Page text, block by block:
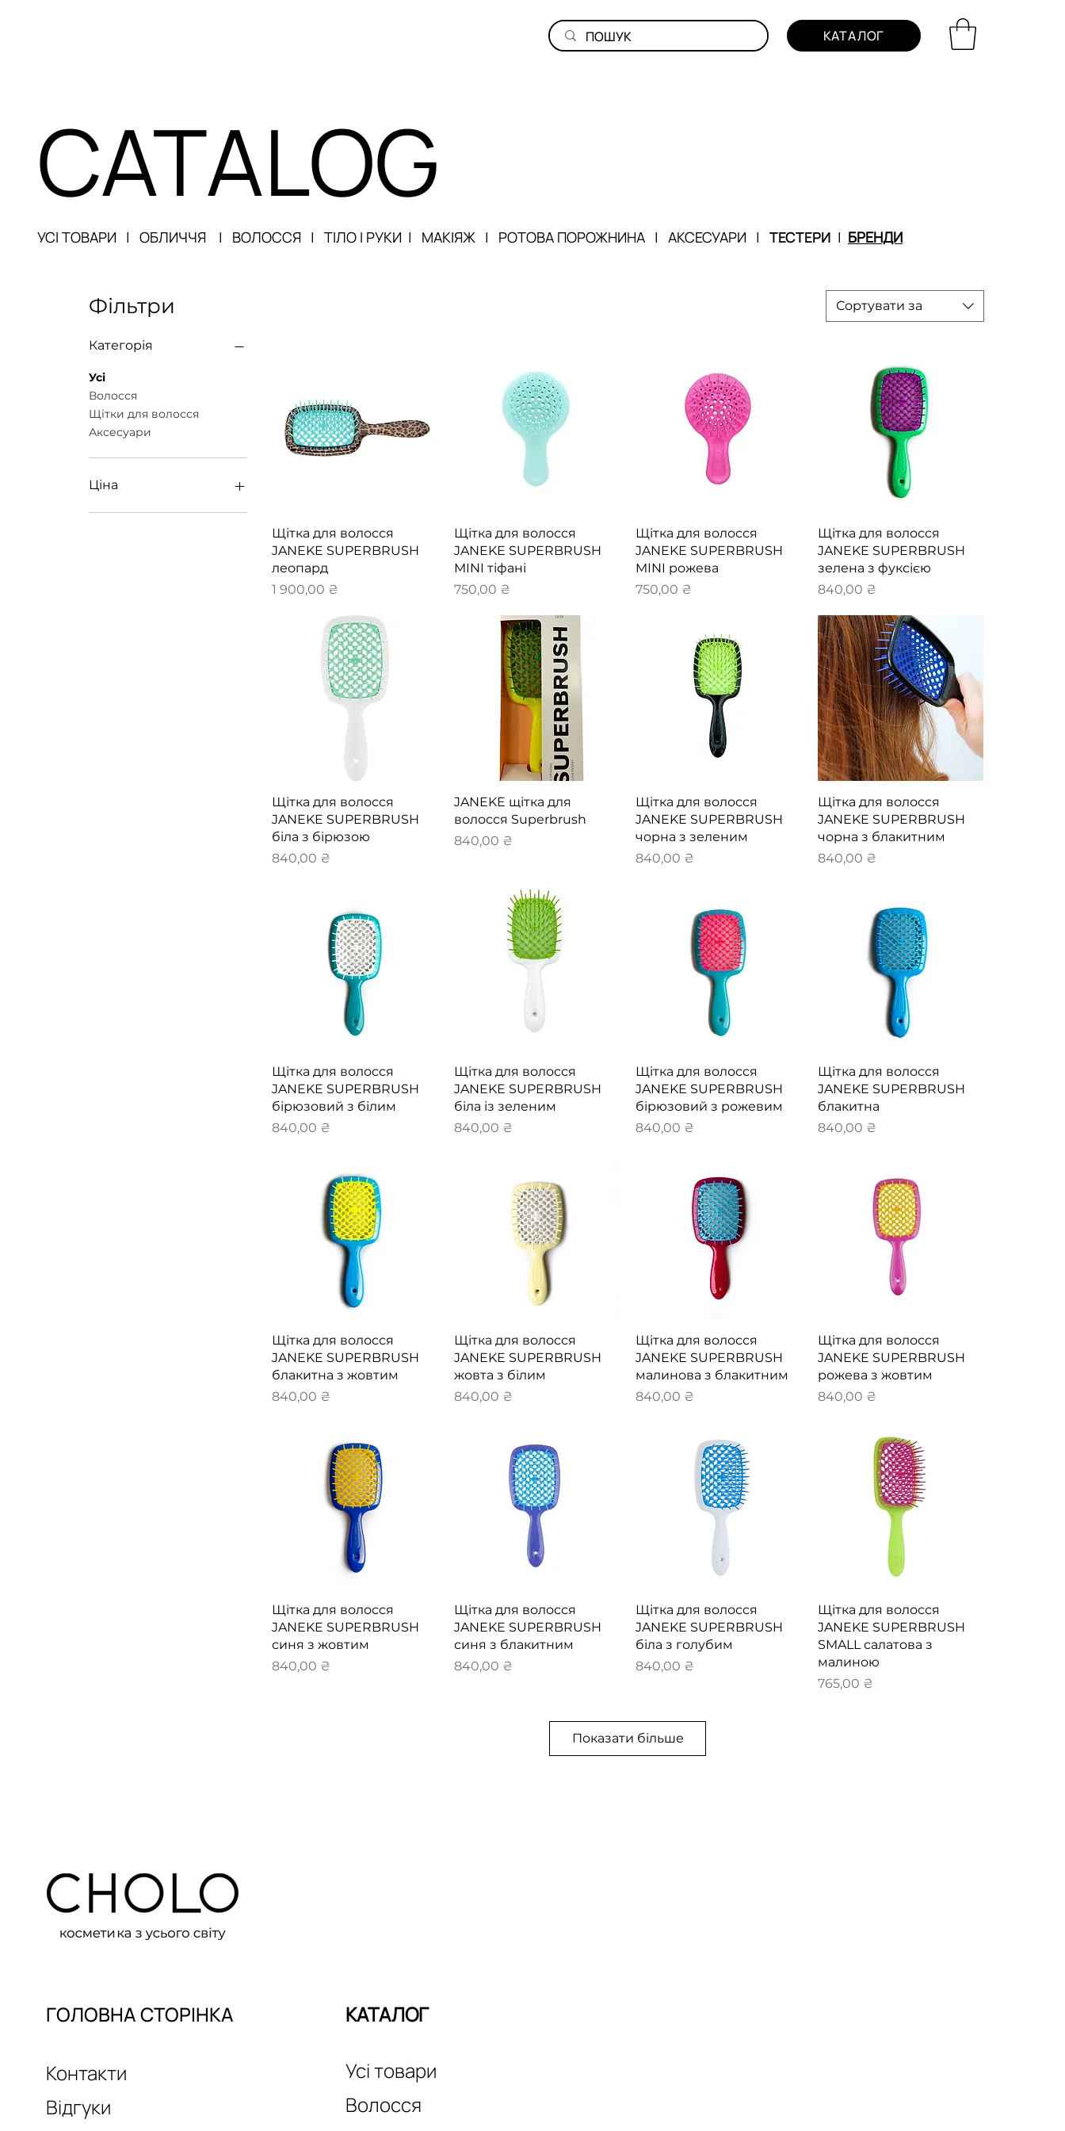
КАТАЛОГ
CATALOG
УСІ ТОВАРИ | ОБЛИЧЧЯ | ВОЛОССЯ | ТІЛО І РУКИ | МАКІЯЖ | РОТОВА ПОРОЖНИНА | АКСЕСУАРИ | ТЕСТЕРИ | БРЕНДИ
Фільтри
Категорія
Усі
Волосся
Щітки для волосся
Аксесуари
Ціна
Сортувати за
Швидкий перегляд
Щітка для волосся
JANEKE SUPERBRUSH
леопард
Ціна
1 900,00 ₴
Швидкий перегляд
Щітка для волосся
JANEKE SUPERBRUSH
MINI тіфані
Ціна
750,00 ₴
Швидкий перегляд
Щітка для волосся
JANEKE SUPERBRUSH
MINI рожева
Ціна
750,00 ₴
Швидкий перегляд
Щітка для волосся
JANEKE SUPERBRUSH
зелена з фуксією
Ціна
840,00 ₴
Швидкий перегляд
Щітка для волосся
JANEKE SUPERBRUSH
біла з бірюзою
Ціна
840,00 ₴
Швидкий перегляд
JANEKE щітка для
волосся Superbrush
Ціна
840,00 ₴
Швидкий перегляд
Щітка для волосся
JANEKE SUPERBRUSH
чорна з зеленим
Ціна
840,00 ₴
Швидкий перегляд
Щітка для волосся
JANEKE SUPERBRUSH
чорна з блакитним
Ціна
840,00 ₴
Швидкий перегляд
Щітка для волосся
JANEKE SUPERBRUSH
бірюзовий з білим
Ціна
840,00 ₴
Швидкий перегляд
Щітка для волосся
JANEKE SUPERBRUSH
біла із зеленим
Ціна
840,00 ₴
Швидкий перегляд
Щітка для волосся
JANEKE SUPERBRUSH
бірюзовий з рожевим
Ціна
840,00 ₴
Швидкий перегляд
Щітка для волосся
JANEKE SUPERBRUSH
блакитна
Ціна
840,00 ₴
Швидкий перегляд
Щітка для волосся
JANEKE SUPERBRUSH
блакитна з жовтим
Ціна
840,00 ₴
Швидкий перегляд
Щітка для волосся
JANEKE SUPERBRUSH
жовта з білим
Ціна
840,00 ₴
Швидкий перегляд
Щітка для волосся
JANEKE SUPERBRUSH
малинова з блакитним
Ціна
840,00 ₴
Швидкий перегляд
Щітка для волосся
JANEKE SUPERBRUSH
рожева з жовтим
Ціна
840,00 ₴
Швидкий перегляд
Щітка для волосся
JANEKE SUPERBRUSH
синя з жовтим
Ціна
840,00 ₴
Швидкий перегляд
Щітка для волосся
JANEKE SUPERBRUSH
синя з блакитним
Ціна
840,00 ₴
Швидкий перегляд
Щітка для волосся
JANEKE SUPERBRUSH
біла з голубим
Ціна
840,00 ₴
Швидкий перегляд
Щітка для волосся
JANEKE SUPERBRUSH
SMALL салатова з
малиною
Ціна
765,00 ₴
Показати більше
ГОЛОВНА СТОРІНКА
Контакти
Відгуки
КАТАЛОГ
Усі товари
Волосся